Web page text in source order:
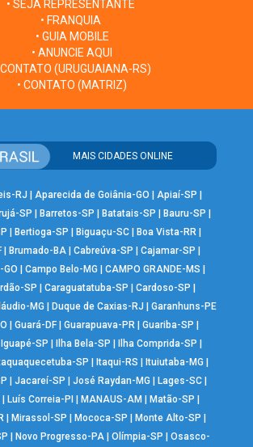
• SEJA REPRESENTANTE
• FRANQUIA
• GUIA MOBILE
• ANUNCIE AQUI
CONTATO (URUGUAIANA-RS)
• CONTATO (MATRIZ)
MAIS CIDADES ONLINE
RJ Aparecida de Goiânia-GO Apiaí-SP
SP Barretos-SP Batatais-SP Bauru-SP
Bertioga-SP Biguaçu-SC Boa Vista-RR
| Brumado-BA| Cabreúva-SP Cajamar-SP
GO
|Campo Belo-MG |CAMPO GRANDE-MS
SP
Caraguatatuba-SP Cardoso-SP
MG Duque de Caxias-RJ
Garanhuns-PE
Guará-DF| Guarapuava-PR| Guariba-SP
Iguapé-SP Ilha Bela-SP Ilha Comprida-SP
SP Itaqui-RS Ituiutaba-MG
Jacareí-SP José Raydan-MG Lages-SC|
| Luís Correia-PI MANAUS-AM Matão-SP
Mirassol-SP Mococa-SP Monte Alto-SP
Novo Progresso-PA |Olímpia-SP |Osasco-